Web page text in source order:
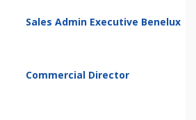
Sales Admin Executive Benelux
Commercial Director